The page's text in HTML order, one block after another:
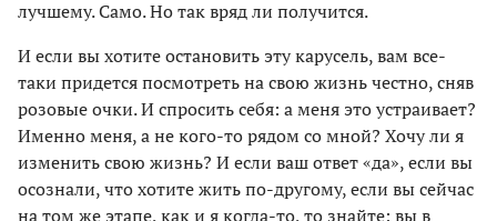
лучшему. Само. Но так вряд ли получится.
И если вы хотите остановить эту карусель, вам все-
таки придется посмотреть на свою жизнь честно, сняв
розовые очки. И спросить себя: а меня это устраивает?
Именно меня, а не кого-то рядом со мной? Хочу ли я
изменить свою жизнь? И если ваш ответ «да», если вы
осознали, что хотите жить по-другому, если вы сейчас
на том же этапе, как и я когда-то, то знайте: вы в